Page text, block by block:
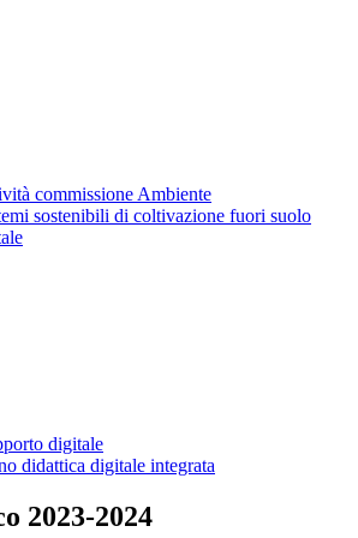
commissione Ambiente
sostenibili di coltivazione fuori suolo
digitale
didattica digitale integrata
2023-2024